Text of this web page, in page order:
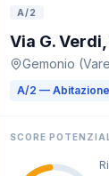
A/2
Via G.
Gemonio
A/2 —
SCORE